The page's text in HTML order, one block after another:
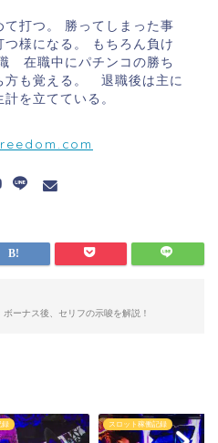
打つ。 勝ってしまった事
様になる。 もちろん負け
在職中にパチンコの勝ち
方も覚える。 退職後は主に
を立てている。
ーナス後、セリフの示唆を解説！
録 スロット稼働記録